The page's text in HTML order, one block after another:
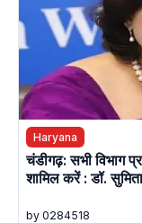
Haryana
चंडीगढ़: सभी विभाग
शामिल करें :
by 0284518